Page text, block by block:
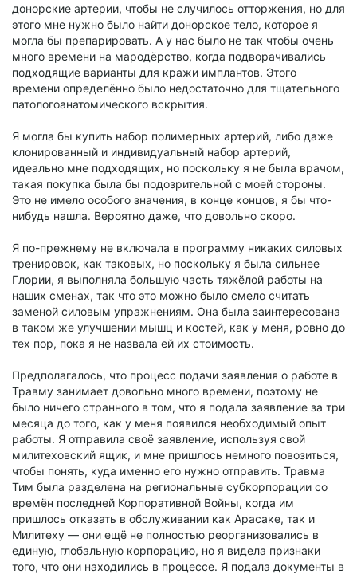
донорские артерии, чтобы не случилось отторжения, но для
этого мне нужно было найти донорское тело, которое я
могла бы препарировать. А у нас было не так чтобы очень
много времени на мародёрство, когда подворачивались
подходящие варианты для кражи имплантов. Этого
времени определённо было недостаточно для тщательного
патологоанатомического вскрытия.
Я могла бы купить набор полимерных артерий, либо даже
клонированный и индивидуальный набор артерий,
идеально мне подходящих, но поскольку я не была врачом,
такая покупка была бы подозрительной с моей стороны.
Это не имело особого значения, в конце концов, я бы что-
нибудь нашла. Вероятно даже, что довольно скоро.
Я по-прежнему не включала в программу никаких силовых
тренировок, как таковых, но поскольку я была сильнее
Глории, я выполняла большую часть тяжёлой работы на
наших сменах, так что это можно было смело считать
заменой силовым упражнениям. Она была заинтересована
в таком же улучшении мышц и костей, как у меня, ровно до
тех пор, пока я не назвала ей их стоимость.
Предполагалось, что процесс подачи заявления о работе в
Травму занимает довольно много времени, поэтому не
было ничего странного в том, что я подала заявление за три
месяца до того, как у меня появился необходимый опыт
работы. Я отправила своё заявление, используя свой
милитеховский ящик, и мне пришлось немного повозиться,
чтобы понять, куда именно его нужно отправить. Травма
Тим была разделена на региональные субкорпорации со
времён последней Корпоративной Войны, когда им
пришлось отказать в обслуживании как Арасаке, так и
Милитеху — они ещё не полностью реорганизовались в
единую, глобальную корпорацию, но я видела признаки
того, что они находились в процессе. Я подала документы в